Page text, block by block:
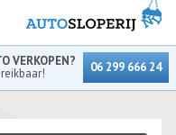
VERKOPEN?
06 299 666 24